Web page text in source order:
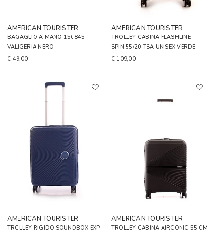
AMERICAN TOURISTER
BAGAGLIO A MANO 150845
VALIGERIA NERO
€ 49,00
AMERICAN TOURISTER
TROLLEY CABINA FLASHLINE
SPIN.55/20 TSA UNISEX VERDE
€ 109,00
AMERICAN TOURISTER
TROLLEY RIGIDO SOUNDBOX EXP
AMERICAN TOURISTER
TROLLEY CABINA AIRCONIC 55 CM